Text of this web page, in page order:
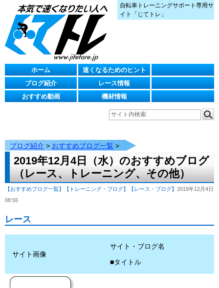
自転車トレーニングサポート専用サ
イト「じてトレ」
ホーム
速くなるためのヒント
ブログ紹介
レース情報
おすすめ動画
機材情報
ブログ紹介 > おすすめブログ一覧 >
2019年12月4日（水）のおすすめブログ
（レース、トレーニング、その他）
【おすすめブログ一覧】 【トレーニング・ブログ】 【レース・ブログ】 2019年12月4日
08:55
レース
サイト画像
サイト・ブログ名
■タイトル